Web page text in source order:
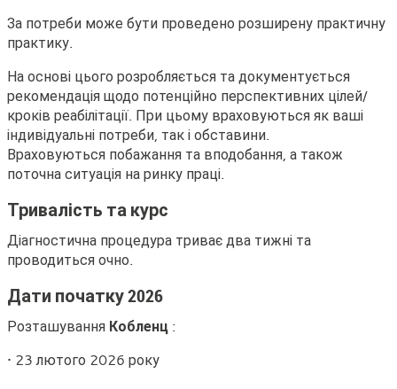
За потреби може бути проведено розширену практичну
практику.
На основі цього розробляється та документується
рекомендація щодо потенційно перспективних цілей/
кроків реабілітації. При цьому враховуються як ваші
індивідуальні потреби, так і обставини.
Враховуються побажання та вподобання, а також
поточна ситуація на ринку праці.
Тривалість та курс
Діагностична процедура триває два тижні та
проводиться очно.
Дати початку 2026
Розташування Кобленц :
• 23 лютого 2026 року